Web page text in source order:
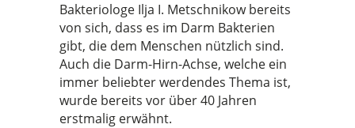
Bakteriologe Ilja I. Metschnikow bereits
von sich, dass es im Darm Bakterien
gibt, die dem Menschen nützlich sind.
Auch die Darm-Hirn-Achse, welche ein
immer beliebter werdendes Thema ist,
wurde bereits vor über 40 Jahren
erstmalig erwähnt.